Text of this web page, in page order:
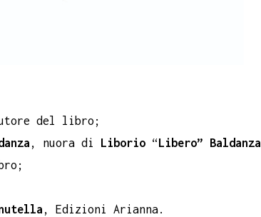
del libro;
, nuora di Liborio “Libero” Baldanza
, Edizioni Arianna.